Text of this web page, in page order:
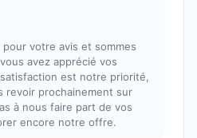
votre avis et sommes
avez apprécié vos
est notre priorité,
revoir prochainement sur
à nous faire part de vos
encore notre offre.